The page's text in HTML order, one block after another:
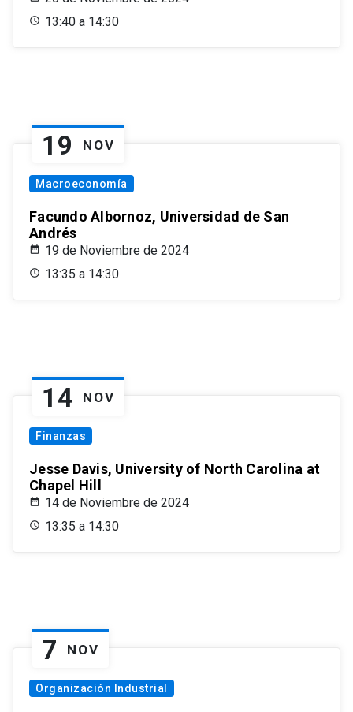
13:40 a 14:30
19 NOV
Macroeconomía
Facundo Albornoz, Universidad de San
Andrés
19 de Noviembre de 2024
13:35 a 14:30
14 NOV
Finanzas
Jesse Davis, University of North Carolina at
Chapel Hill
14 de Noviembre de 2024
13:35 a 14:30
7 NOV
Organización Industrial